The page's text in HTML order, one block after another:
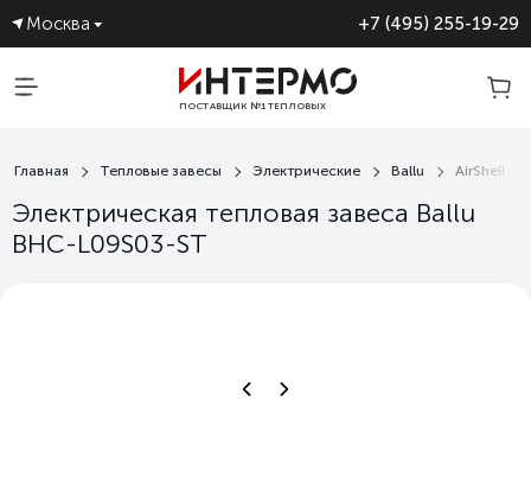
Москва +7 (495) 255-19-29
ПОСТАВЩИК №1 ТЕПЛОВЫХ
Главная Тепловые завесы Электрические Ballu AirShell
Электрическая тепловая завеса Ballu
BHC-L09S03-ST